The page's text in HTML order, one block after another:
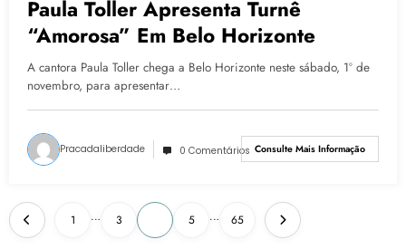
Paula Toller Apresenta Turnê
“Amorosa” Em Belo Horizonte
A cantora Paula Toller chega a Belo Horizonte neste sábado, 1º de
novembro, para apresentar…
Pracadaliberdade 0 Comentários Consulte Mais Informação
1 … 3 5 … 65